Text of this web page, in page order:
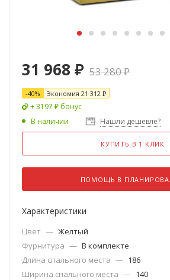
31 968 ₽ 53 280₽
-40% Экономия 21 312 ₽
+ 3197 ₽ бонус
В наличии
Нашли дешевле?
КУПИТЬ В 1 КЛИК
ПОМОЩЬ В
Характеристики
Цвет — Желтый
Фурнитура — В комплекте
Длина спального места — 186
Ширина спального места — 140